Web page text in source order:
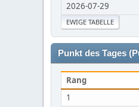
2026-07-29
EWIGE TABELLE
Punkt des Tages
Rang
1